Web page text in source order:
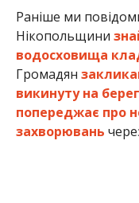
Раніше ми
Нікопольщини
водосховища
Громадян
викинуту на берег
попереджає про
захворювань